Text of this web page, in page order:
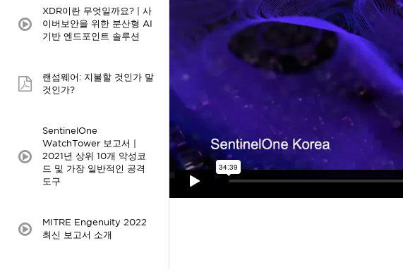
video:
XDR이란 무엇일까요? | 사
이버보안을 위한 분산형 AI
기반 엔드포인트 솔루션
pdf:
랜섬웨어: 지불할 것인가 말
것인가?
video:
SentinelOne
WatchTower 보고서 |
2021년 상위 10개 악성코
드 및 가장 일반적인 공격
도구
video:
MITRE Engenuity 2022
최신 보고서 소개